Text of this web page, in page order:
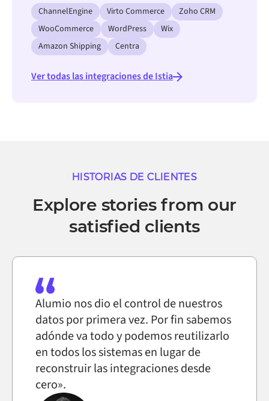
ChannelEngine Virto Commerce
Zoho CRM
WooCommerce
WordPress
Wix
Amazon Shipping
Centra
Ver todas las integraciones de Istia
HISTORIAS DE CLIENTES
Explore stories from our
satisfied clients
Alumio nos dio el control de nuestros
datos por primera vez. Por fin sabemos
adónde va todo y podemos reutilizarlo
en todos los sistemas en lugar de
reconstruir las integraciones desde
cero».